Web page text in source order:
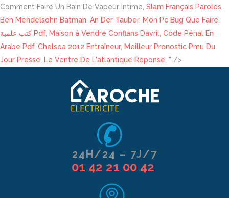
Comment Faire Un Bain De Vapeur Intime, Slam Français Paroles
Ben Mendelsohn Batman An Der Tauber, Mon Pc Bug Que Faire
كتب علمية Pdf, Maison à Vendre Conflans Davril Code Pénal En
Arabe Pdf, Chelsea 2012 Entraîneur, Meilleur Pronostic Pmu Du
Jour Presse
Le Ventre De L'atlantique Reponse , " />
24H/24 – 7J/7
01 42 21 00 42